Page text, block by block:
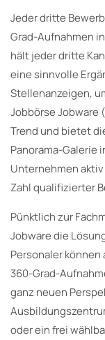
Jeder dritte
Grad-Aufnahmen
hält jeder dritte
eine sinnvolle
Stellenanzeigen,
Jobbörse Jobware (
Trend und bietet
Panorama-Galerie
Unternehmen
Zahl qualifizierter
Pünktlich zur
Jobware die
Personaler
360-Grad-
ganz neuen
oder ein frei